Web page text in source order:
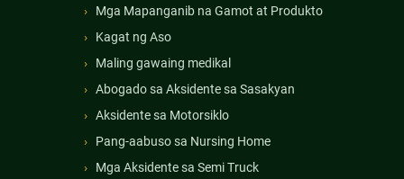
Mga Mapanganib na Gamot at Produkto
Kagat ng Aso
Maling gawaing medikal
Abogado sa Aksidente sa Sasakyan
Aksidente sa Motorsiklo
Pang-aabuso sa Nursing Home
Mga Aksidente sa Semi Truck